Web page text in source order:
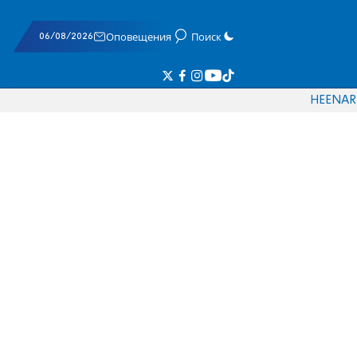
06/08/2026 Оповещения Поиск
HEENAR